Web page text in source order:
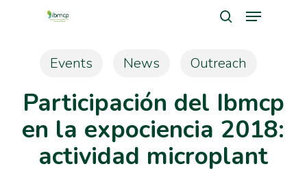
Menu
Events News Outreach
Participación del Ibmcp
en la expociencia 2018:
actividad microplant